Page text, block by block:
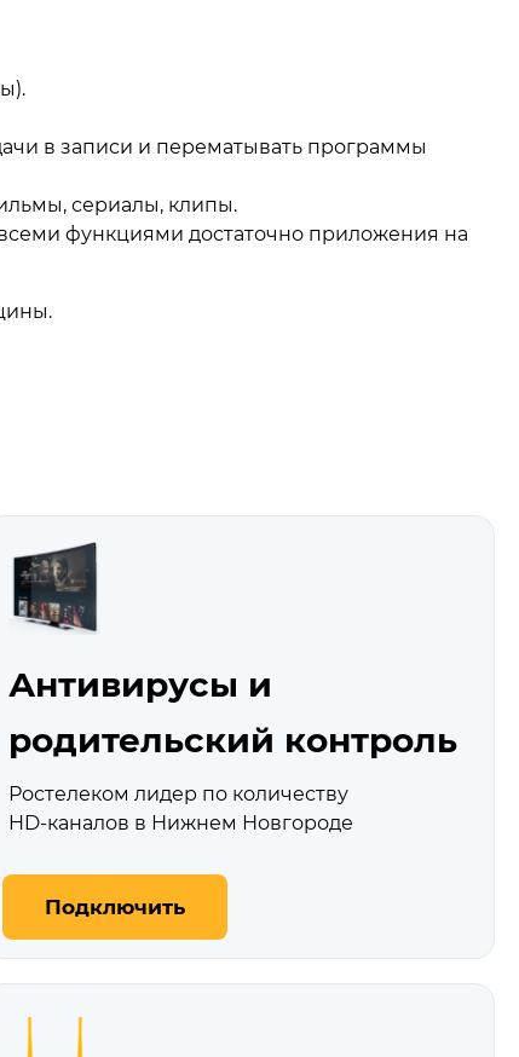
в записи и перематывать программы
сериалы, клипы.
функциями достаточно приложения на
Антивирусы и
родительский контроль
Ростелеком лидер по количеству
HD‑каналов в Нижнем Новгороде
Подключить